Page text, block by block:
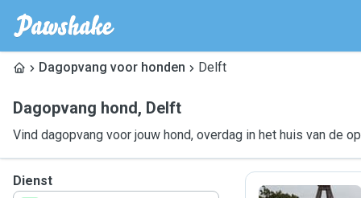
Dagopvang voor honden Delft
Dagopvang hond, Delft
Vind dagopvang voor jouw hond, overdag in het huis van de
Dienst